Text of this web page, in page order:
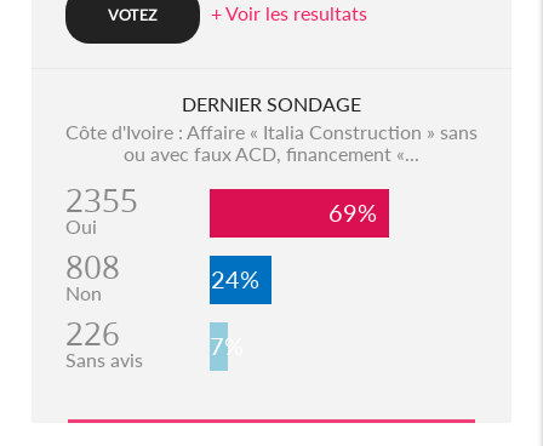
+ Voir les resultats
DERNIER SONDAGE
Côte d'Ivoire : Affaire « Italia Construction » sans
ou avec faux ACD, financement «...
2355
Oui 69%
808
Non 24%
226
Sans avis 7%